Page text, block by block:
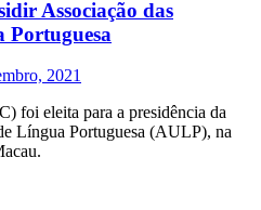
Associação das
Portuguesa
2021
foi eleita para a presidência da
Língua Portuguesa (AULP), na